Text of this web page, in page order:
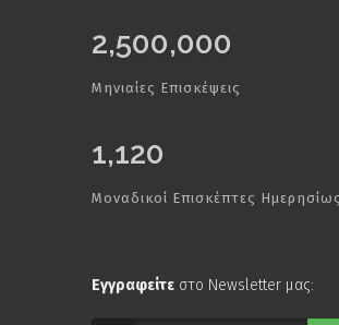
2,500,000
Μηνιαίες Επισκέψεις
1,120
Μοναδικοί Επισκέπτες Ημερησίως
Εγγραφείτε στο Newsletter μας: